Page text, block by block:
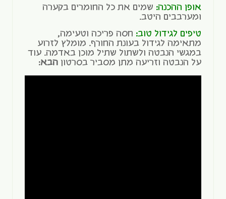
אופן ההכנה: שמים את כל החומרים בקערה
ומערבבים היטב.
טיפים לגידול טוב: חסה פריכה וטעימה,
מתאימה לגידול בעונת החורף. מומלץ לזרוע
במגשי הנבטה ולשתול שתיל מוכן באדמה. עוד
על הנבטה וזריעה מתן מסביר בסרטון הבא: